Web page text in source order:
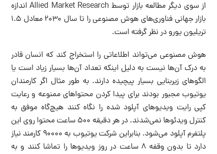
از سوی دیگر مطالعه بازار توسط Allied Market Research اندازه
بازار جهانی فناوری‌های هوش مصنوعی را تا سال 2030 معادل 1.5
تریلیون یورو در نظر گرفته است.
هوش مصنوعی می‌تواند اطلاعاتی را استخراج کند که انسان قادر
به درک آن‌ها نیست به دلیل اینکه تعداد آن‌ها بسیار زیاد است یا
الگوهای زیربنایی بسیار پیچیده دارند. به طور مثال اگر کارمندان
یوتیوب مجبور بودند برای پیدا کردن محتواهای ممنوعه و رعایت
کپی رایت ویدیوهای آپلود شده را نگاه کنند هیچ‌گاه موفق به
کنترل ویدئوها نمی‌شدند. در هر دقیقه 500 ساعت محتوا روی این
پلتفرم آپلود می‌شود. بنابراین شرکت یوتیوب به 90000 کارمند نیاز
دارد تا بدون وقفه 8 ساعت در روز ویدیوها را تماشا کنند و به